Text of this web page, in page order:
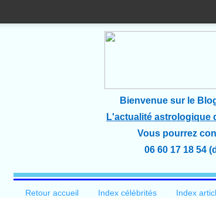
Bienvenue sur le
L'actualité astrologique
Vous pourrez
06 60 17 18 54
Retour accueil Index célébrités Index